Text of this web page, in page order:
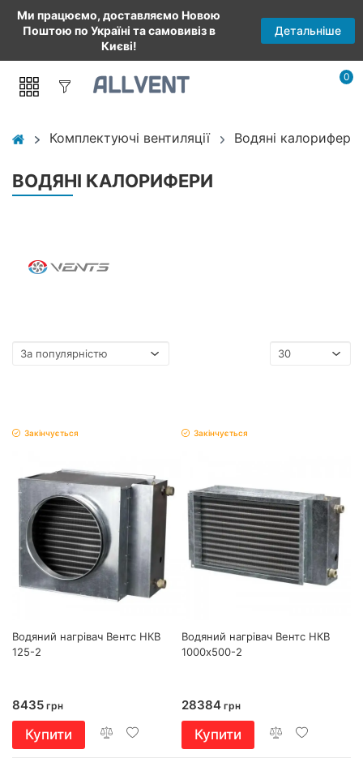
Ми працюємо, доставляємо Новою
Поштою по Україні та самовивіз в
Києві!
Детальніше
0
Комплектуючі вентиляції Водяні калорифери
ВОДЯНІ КАЛОРИФЕРИ
Закінчується
Водяний нагрівач Вентс НКВ
125-2
8435 грн
Купити
Закінчується
Водяний нагрівач Вентс НКВ
1000х500-2
28384 грн
Купити